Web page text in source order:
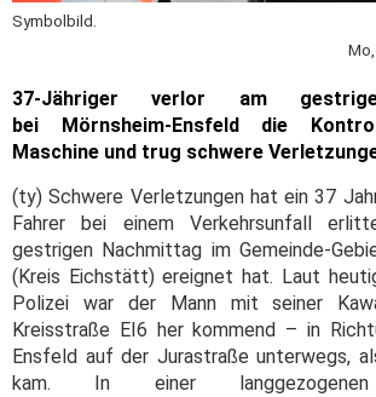
Symbolbild.
37-Jähriger verlor am
bei Mörnsheim-Ensfeld die
Maschine und trug schwere
(ty) Schwere Verletzungen hat ein 37
Fahrer bei einem Verkehrsunfall
gestrigen Nachmittag im Gemeinde-
(Kreis Eichstätt) ereignet hat. Laut
Polizei war der Mann mit seiner
Kreisstraße EI6 her kommend – in
Ensfeld auf der Jurastraße unterwegs,
kam. In einer langgezogenen